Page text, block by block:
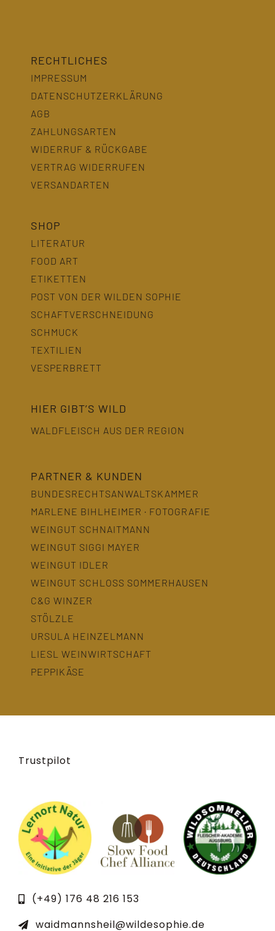
RECHTLICHES
IMPRESSUM
DATENSCHUTZERKLÄRUNG
AGB
ZAHLUNGSARTEN
WIDERRUF & RÜCKGABE
VERTRAG WIDERRUFEN
VERSANDARTEN
SHOP
LITERATUR
FOOD ART
ETIKETTEN
POST VON DER WILDEN SOPHIE
SCHAFTVERSCHNEIDUNG
SCHMUCK
TEXTILIEN
VESPERBRETT
HIER GIBT’S WILD
WALDFLEISCH AUS DER REGION
PARTNER & KUNDEN
BUNDESRECHTSANWALTSKAMMER
MARLENE BIHLHEIMER · FOTOGRAFIE
WEINGUT SCHNAITMANN
WEINGUT SIGGI MAYER
WEINGUT IDLER
WEINGUT SCHLOSS SOMMERHAUSEN
C&G WINZER
STÖLZLE
URSULA HEINZELMANN
LIESL WEINWIRTSCHAFT
PEPPIKÄSE
Trustpilot
(+49) 176 48 216 153
waidmannsheil@wildesophie.de